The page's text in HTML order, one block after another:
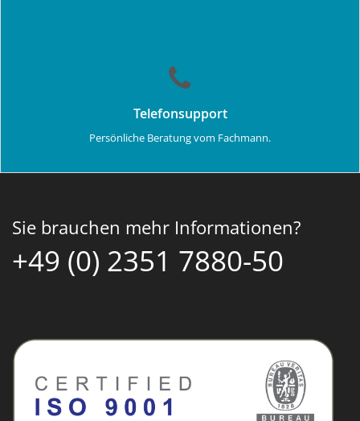
Telefonsupport
Persönliche Beratung vom Fachmann.
Sie brauchen mehr Informationen?
+49 (0) 2351 7880-50